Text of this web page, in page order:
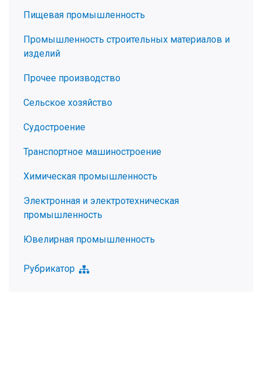
Пищевая промышленность
Промышленность строительных материалов и
изделий
Прочее производство
Сельское хозяйство
Судостроение
Транспортное машиностроение
Химическая промышленность
Электронная и электротехническая
промышленность
Ювелирная промышленность
Рубрикатор